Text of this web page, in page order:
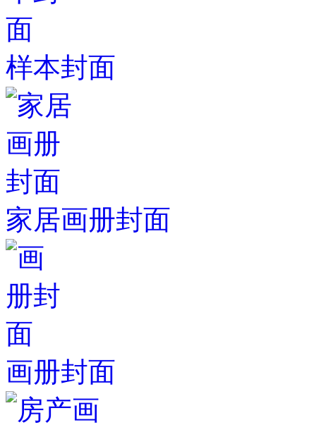
样本封面
家居画册封面
画册封面